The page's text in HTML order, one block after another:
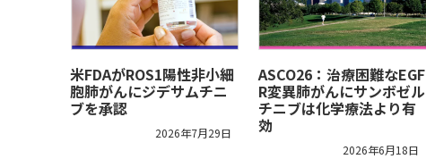
米FDAがROS1陽性非小細
胞肺がんにジデサムチニ
ブを承認
2026年7月29日
ASCO26：治療困難なEGF
R変異肺がんにサンボゼル
チニブは化学療法より有
効
2026年6月18日